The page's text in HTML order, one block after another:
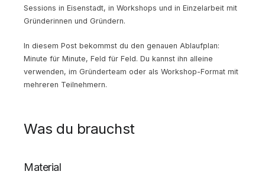
Sessions in Eisenstadt, in Workshops und in Einzelarbeit mit
Gründerinnen und Gründern.
In diesem Post bekommst du den genauen Ablaufplan:
Minute für Minute, Feld für Feld. Du kannst ihn alleine
verwenden, im Gründerteam oder als Workshop-Format mit
mehreren Teilnehmern.
Was du brauchst
Material